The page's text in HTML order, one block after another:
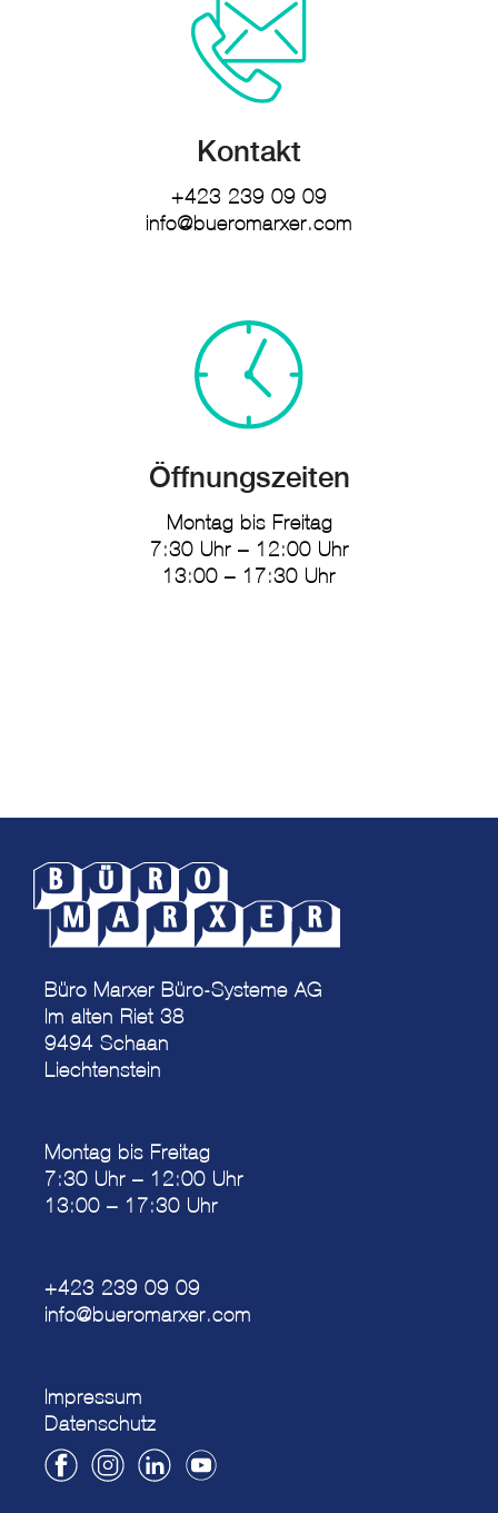
Kontakt
+423 239 09 09
info@bueromarxer.com
Öffnungszeiten
Montag bis Freitag
7:30 Uhr – 12:00 Uhr
13:00 – 17:30 Uhr
Büro Marxer Büro-Systeme AG
Im alten Riet 38
9494 Schaan
Liechtenstein
Montag bis Freitag
7:30 Uhr – 12:00 Uhr
13:00 – 17:30 Uhr
+423 239 09 09
info@bueromarxer.com
Impressum
Datenschutz